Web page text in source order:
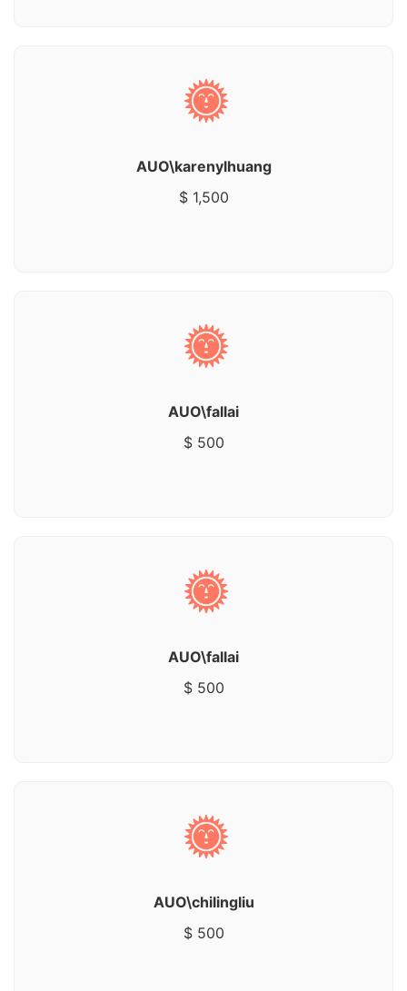
AUO\karenylhuang
$ 1,500
AUO\fallai
$ 500
AUO\fallai
$ 500
AUO\chilingliu
$ 500